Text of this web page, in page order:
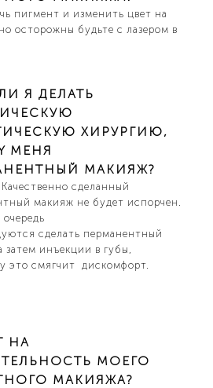
пигмент и изменить цвет на
осторожны будьте c лазерoм в
Я ДЕЛАТЬ
ХИРУРГИЮ,
МЕНЯ
МАКИЯЖ?
сделанный
макияж не будет испорчен.
сделать перманентный
затем инъекции в губы,
это смягчит дискомфорт.
НА
МОЕГО
МАКИЯЖА?